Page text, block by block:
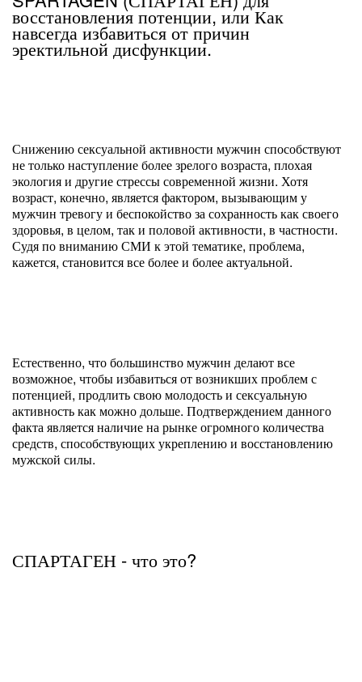
восстановления потенции, или Как
навсегда избавиться от причин
эректильной дисфункции.
Снижению сексуальной активности мужчин способствуют
не только наступление более зрелого возраста, плохая
экология и другие стрессы современной жизни. Хотя
возраст, конечно, является фактором, вызывающим у
мужчин тревогу и беспокойство за сохранность как своего
здоровья, в целом, так и половой активности, в частности.
Судя по вниманию СМИ к этой тематике, проблема,
кажется, становится все более и более актуальной.
Естественно, что большинство мужчин делают все
возможное, чтобы избавиться от возникших проблем с
потенцией, продлить свою молодость и сексуальную
активность как можно дольше. Подтверждением данного
факта является наличие на рынке огромного количества
средств, способствующих укреплению и восстановлению
мужской силы.
СПАРТАГЕН - что это?